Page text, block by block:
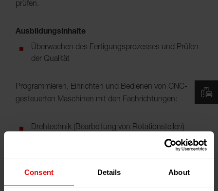
Consent Details About
prüfen.
Ausbildungsinhalte
Überwachen des Fertigungsprozesses und Prüfen
der Qualität
Programmieren, Einrichten und Bedienen von CNC-
gesteuerten Maschinen mit den Fachrichtungen:
Drehtechnik (Bearbeitung von Rotationsteilen)
Frästechnik (Bearbeitung von überwiegend eckigen
Weiterbildungsmöglichkeiten